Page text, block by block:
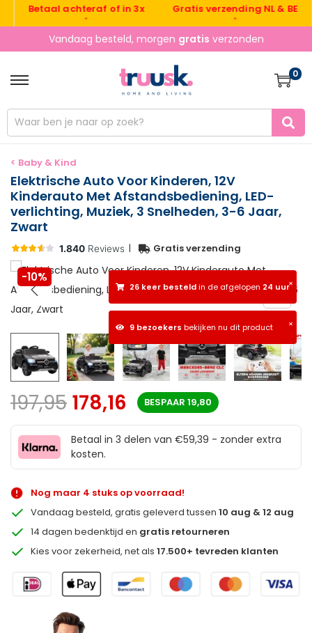
Betaal achteraf of in 3x Gratis verzending NL & BE
Vandaag besteld, morgen gratis verzonden
0
< Baby & Kind
Elektrische Auto Voor Kinderen, 12V
Kinderauto Met Afstandsbediening, LED-
verlichting, Muziek, 3 Snelheden, 3-6 Jaar,
Zwart
| Gratis verzending
×
26 keer besteldin de afgelopen 24 uur
×
9 bezoekers bekijken nu dit product
-10%
197,95 178,16 BESPAAR 19,80
Betaal in 3 delen van €59,39 - zonder extra
kosten.
Nog maar 4 stuks op voorraad!
Vandaag besteld, gratis geleverd tussen10 aug & 12 aug
14 dagen bedenktijd en gratis retourneren
Kies voor zekerheid, net als17.500+ tevreden klanten